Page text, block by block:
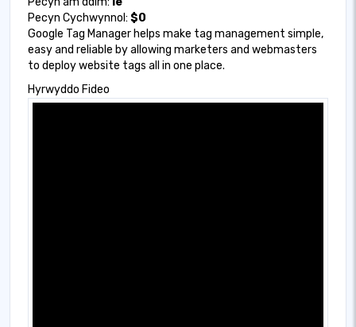
Pecyn Cychwynnol: $0
Google Tag Manager helps make tag management simple,
easy and reliable by allowing marketers and webmasters
to deploy website tags all in one place.
Hyrwyddo Fideo